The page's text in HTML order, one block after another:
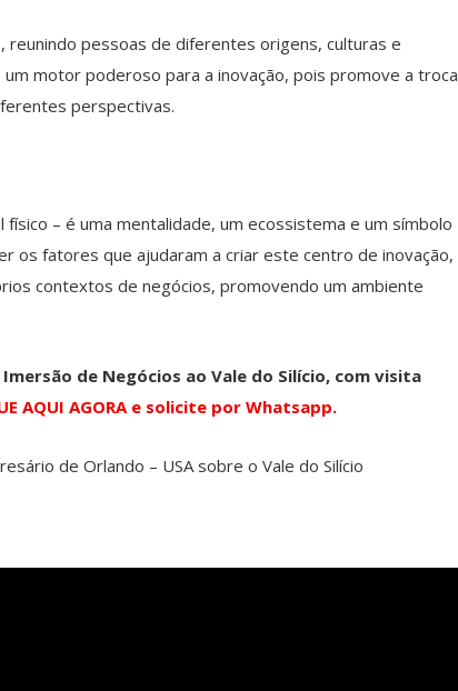
reunindo pessoas de diferentes origens, culturas e
motor poderoso para a inovação, pois promove a troca
perspectivas.
físico – é uma mentalidade, um ecossistema e um símbolo
os fatores que ajudaram a criar este centro de inovação,
contextos de negócios, promovendo um ambiente
de Negócios ao Vale do Silício, com visita
AQUI AGORA e solicite por Whatsapp.
de Orlando – USA sobre o Vale do Silício